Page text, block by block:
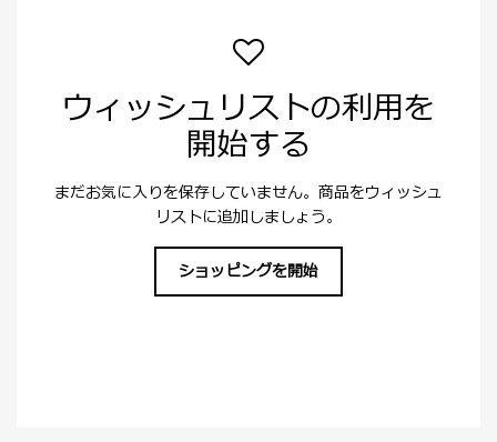
ウィッシュリストの利用を
開始する
まだお気に入りを保存していません。商品をウィッシュ
リストに追加しましょう。
ショッピングを開始